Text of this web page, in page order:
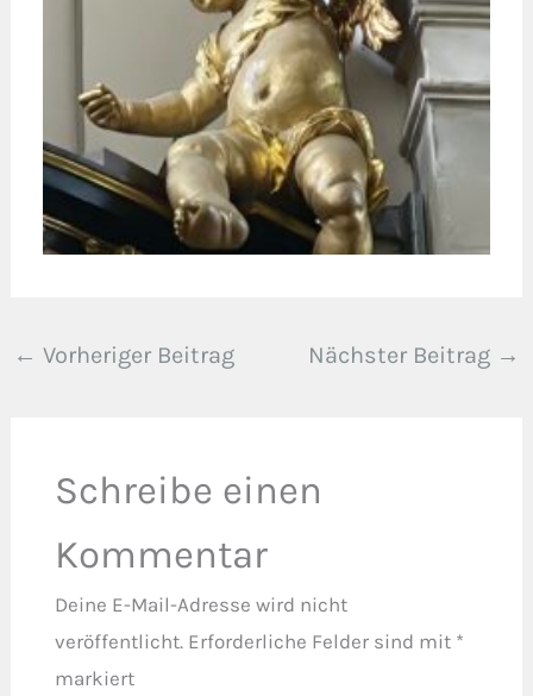
← Vorheriger Beitrag Nächster Beitrag →
Schreibe einen
Kommentar
Deine E-Mail-Adresse wird nicht
veröffentlicht. Erforderliche Felder sind mit *
markiert